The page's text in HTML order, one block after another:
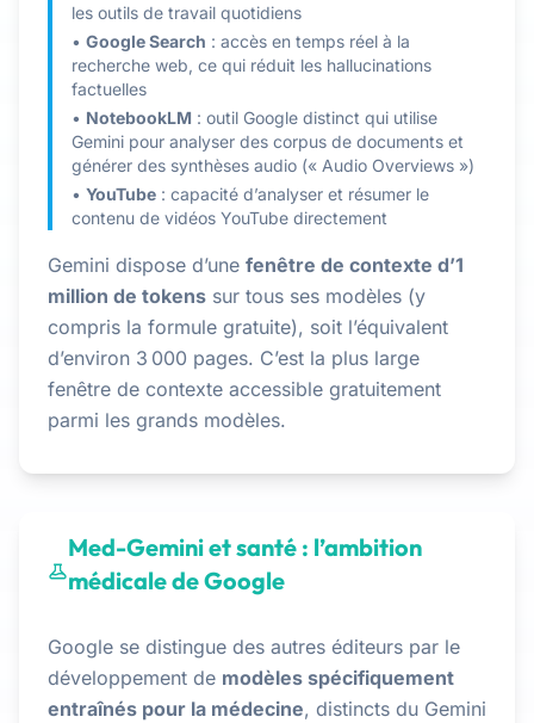
les outils de travail quotidiens
• Google Search : accès en temps réel à la
recherche web, ce qui réduit les hallucinations
factuelles
• NotebookLM : outil Google distinct qui utilise
Gemini pour analyser des corpus de documents et
générer des synthèses audio (« Audio Overviews »)
• YouTube : capacité d’analyser et résumer le
contenu de vidéos YouTube directement
Gemini dispose d’une fenêtre de contexte d’1
million de tokens sur tous ses modèles (y
compris la formule gratuite), soit l’équivalent
d’environ 3 000 pages. C’est la plus large
fenêtre de contexte accessible gratuitement
parmi les grands modèles.
Med-Gemini et santé : l’ambition
médicale de Google
Google se distingue des autres éditeurs par le
développement de modèles spécifiquement
entraînés pour la médecine, distincts du Gemini